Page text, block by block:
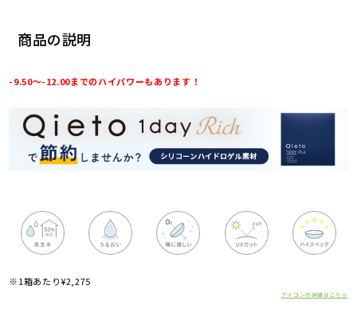
商品の説明
-9.50～-12.00までのハイパワーもあります！
※1箱あたり¥2,275
アイコンの詳細はこちら